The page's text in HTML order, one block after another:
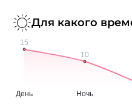
Для какого